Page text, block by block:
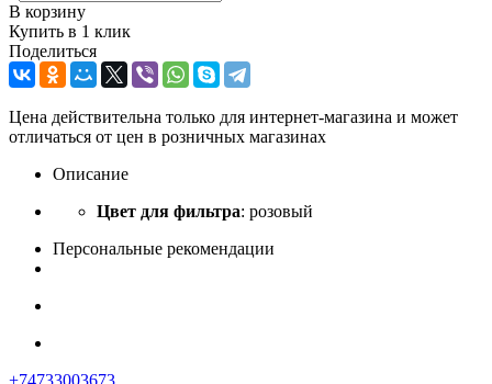
В корзину
Купить в 1 клик
Поделиться
Цена действительна только для интернет-магазина и может
отличаться от цен в розничных магазинах
Описание
Цвет для фильтра: розовый
Персональные рекомендации
+74733003673